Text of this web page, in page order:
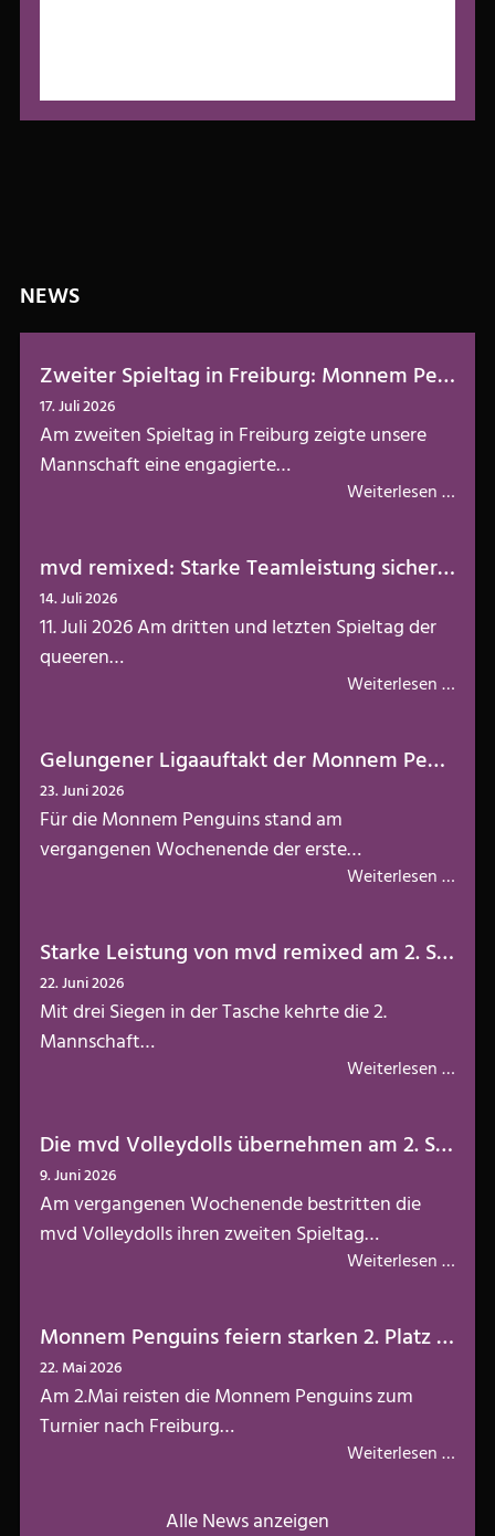
NEWS
Zweiter Spieltag in Freiburg: Monnem Penguins zeigen Teamgeist
17. Juli 2026
Am zweiten Spieltag in Freiburg zeigte unsere
Mannschaft eine engagierte…
Weiterlesen …
mvd remixed: Starke Teamleistung sichert Klassenerhalt!
14. Juli 2026
11. Juli 2026 Am dritten und letzten Spieltag der
queeren…
Weiterlesen …
Gelungener Ligaauftakt der Monnem Penguins vor heimischem Publikum
23. Juni 2026
Für die Monnem Penguins stand am
vergangenen Wochenende der erste…
Weiterlesen …
Starke Leistung von mvd remixed am 2. Spieltag in C-West! 3 Spiele, 3 Siege!
22. Juni 2026
Mit drei Siegen in der Tasche kehrte die 2.
Mannschaft…
Weiterlesen …
Die mvd Volleydolls übernehmen am 2. Spieltag die Tabellenführung
9. Juni 2026
Am vergangenen Wochenende bestritten die
mvd Volleydolls ihren zweiten Spieltag…
Weiterlesen …
Monnem Penguins feiern starken 2. Platz beim Turnier in Freiburg
22. Mai 2026
Am 2.Mai reisten die Monnem Penguins zum
Turnier nach Freiburg…
Weiterlesen …
Alle News anzeigen